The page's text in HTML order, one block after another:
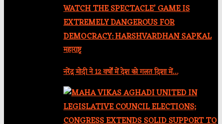
महाराष्ट्र
नरेंद्र मोदी ने 12 वर्षों में देश को गलत दिशा में…